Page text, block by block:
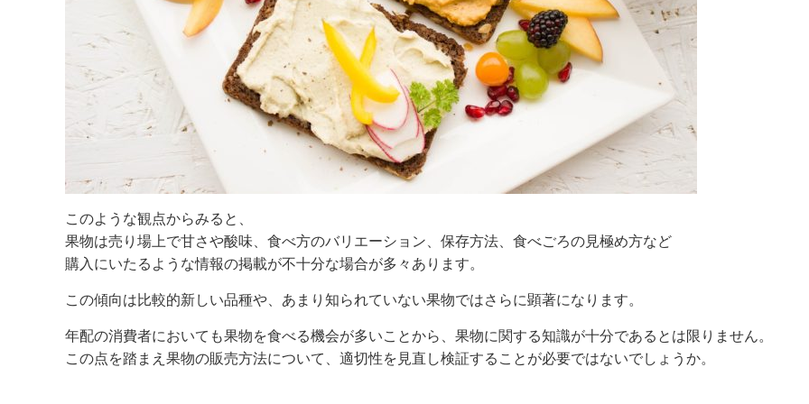
このような観点からみると、
果物は売り場上で甘さや酸味、食べ方のバリエーション、保存方法、食べごろの見極め方など
購入にいたるような情報の掲載が不十分な場合が多々あります。
この傾向は比較的新しい品種や、あまり知られていない果物ではさらに顕著になります。
年配の消費者においても果物を食べる機会が多いことから、果物に関する知識が十分であるとは限りません。
この点を踏まえ果物の販売方法について、適切性を見直し検証することが必要ではないでしょうか。